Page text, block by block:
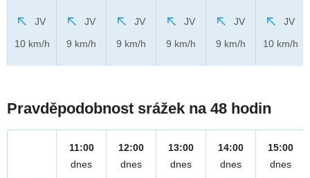
JV
10 km/h
JV
9 km/h
JV
9 km/h
JV
9 km/h
JV
9 km/h
JV
10 km/h
Pravděpodobnost srážek na 48 hodin
11:00
dnes
12:00
dnes
13:00
dnes
14:00
dnes
15:00
dnes